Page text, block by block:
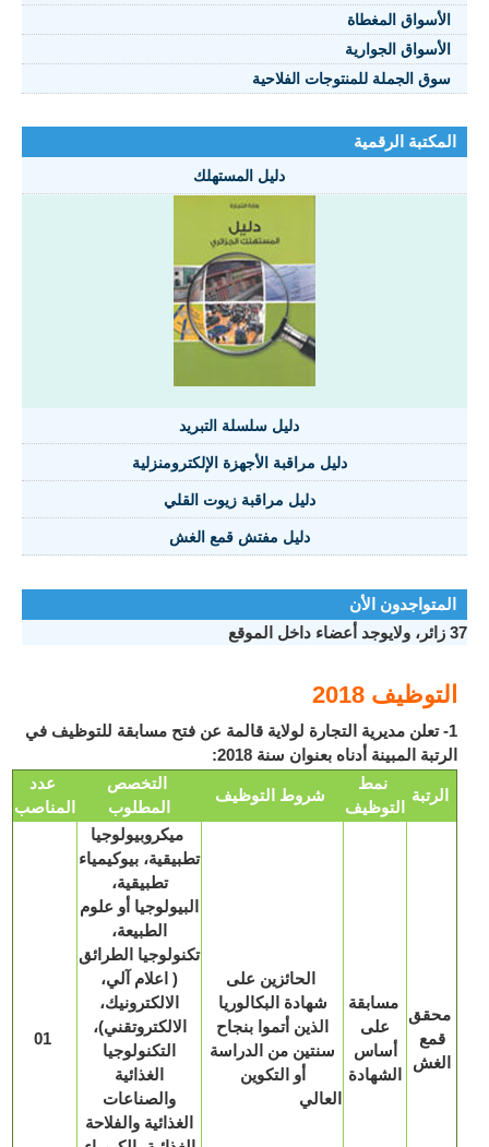
المغطاة
الجوارية
الجملة للمنتوجات الفلاحية
الرقمية
دليل المستهلك
دليل سلسلة التبريد
دليل مراقبة الأجهزة الإلكترومنزلية
دليل مراقبة زيوت القلي
دليل مفتش قمع الغش
الأن
2018
تعلن مديرية التجارة لولاية قالمة عن فتح مسابقة للتوظيف في
المبينة أدناه بعنوان سنة 2018:
عدد
المناصب
التخصص
المطلوب
شروط التوظيف
التوظيف
01
ميكروبيولوجيا
تطبيقية، بيوكيمياء
تطبيقية،
البيولوجيا أو علوم
الطبيعة،
تكنولوجيا الطرائق
( اعلام آلي،
الالكترونيك،
الالكتروتقني)،
التكنولوجيا
والصناعات
الغذائية والفلاحة
الحائزين على
شهادة البكالوريا
الذين أتموا بنجاح
سنتين من الدراسة
أو التكوين
العالي
مسابقة
على
أساس
الشهادة